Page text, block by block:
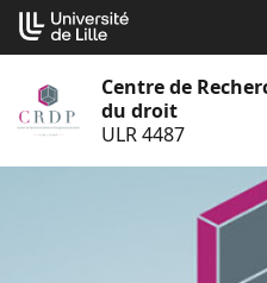
Aller
au
Centre de
du droit
ULR 4487
Cookies management panel